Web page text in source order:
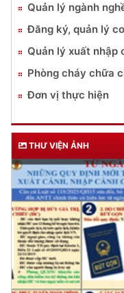
Quản lý ngành
Đăng ký, quản lý
Quản lý xuất nhập
Phòng cháy chữa
Đơn vị thực hiện
THƯ VIỆN ẢNH